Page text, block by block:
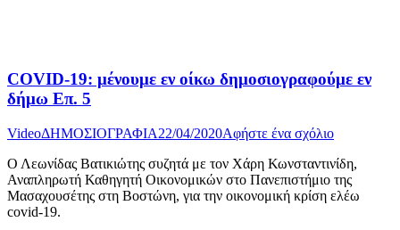
COVID-19: μένουμε εν οίκω δημοσιογραφούμε εν
δήμω Επ. 5
VideoΔΗΜΟΣΙΟΓΡΑΦΙΑ22/04/2020Αφήστε ένα σχόλιο
Ο Λεωνίδας Βατικιώτης συζητά με τον Χάρη Κωνσταντινίδη,
Αναπληρωτή Καθηγητή Οικονομικών στο Πανεπιστήμιο της
Μασαχουσέτης στη Βοστώνη, για την οικονομική κρίση ελέω
covid-19.